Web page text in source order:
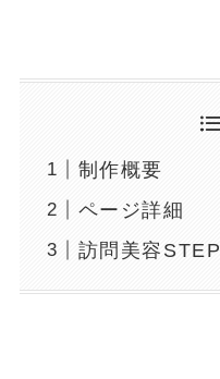
制作概要
ページ詳細
訪問美容